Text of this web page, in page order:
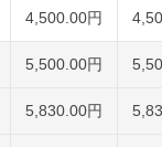
4,500.00円
5,500.00円
5,830.00円